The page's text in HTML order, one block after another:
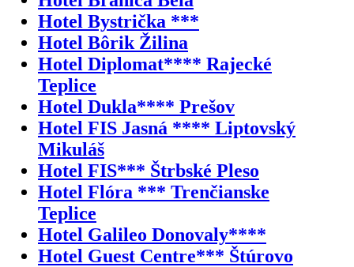
Hotel Bystrička ***
Hotel Bôrik Žilina
Hotel Diplomat**** Rajecké
Teplice
Hotel Dukla**** Prešov
Hotel FIS Jasná **** Liptovský
Mikuláš
Hotel FIS*** Štrbské Pleso
Hotel Flóra *** Trenčianske
Teplice
Hotel Galileo Donovaly****
Hotel Guest Centre*** Štúrovo